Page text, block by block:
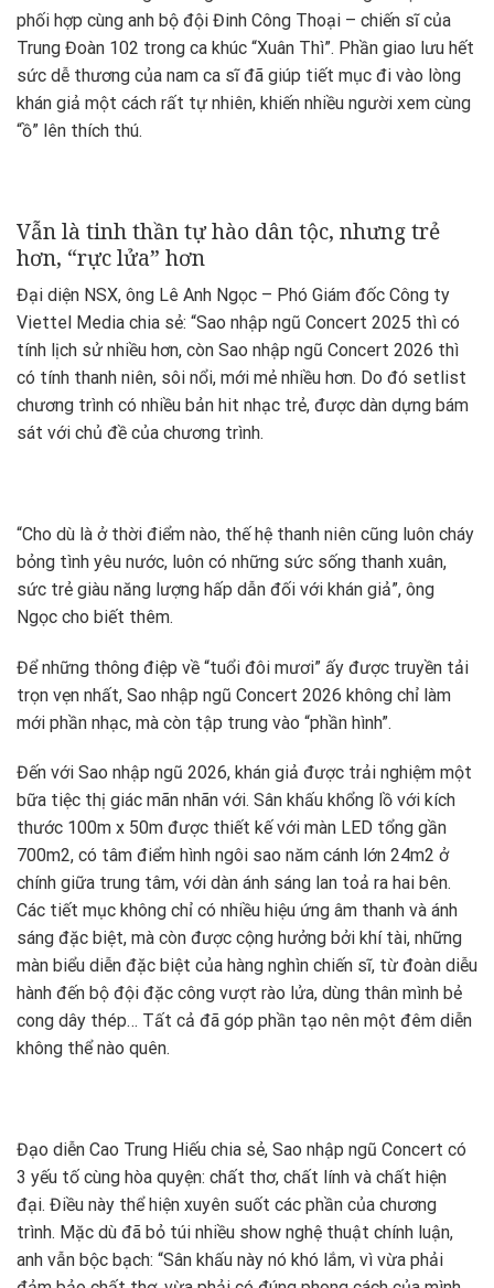
phối hợp cùng anh bộ đội Đinh Công Thoại – chiến sĩ của
Trung Đoàn 102 trong ca khúc “Xuân Thì”. Phần giao lưu hết
sức dễ thương của nam ca sĩ đã giúp tiết mục đi vào lòng
khán giả một cách rất tự nhiên, khiến nhiều người xem cùng
“ồ” lên thích thú.
Vẫn là tinh thần tự hào dân tộc, nhưng trẻ
hơn, “rực lửa” hơn
Đại diện NSX, ông Lê Anh Ngọc – Phó Giám đốc Công ty
Viettel Media chia sẻ: “Sao nhập ngũ Concert 2025 thì có
tính lịch sử nhiều hơn, còn Sao nhập ngũ Concert 2026 thì
có tính thanh niên, sôi nổi, mới mẻ nhiều hơn. Do đó setlist
chương trình có nhiều bản hit nhạc trẻ, được dàn dựng bám
sát với chủ đề của chương trình.
“Cho dù là ở thời điểm nào, thế hệ thanh niên cũng luôn cháy
bỏng tình yêu nước, luôn có những sức sống thanh xuân,
sức trẻ giàu năng lượng hấp dẫn đối với khán giả”, ông
Ngọc cho biết thêm.
Để những thông điệp về “tuổi đôi mươi” ấy được truyền tải
trọn vẹn nhất, Sao nhập ngũ Concert 2026 không chỉ làm
mới phần nhạc, mà còn tập trung vào “phần hình”.
Đến với Sao nhập ngũ 2026, khán giả được trải nghiệm một
bữa tiệc thị giác mãn nhãn với. Sân khấu khổng lồ với kích
thước 100m x 50m được thiết kế với màn LED tổng gần
700m2, có tâm điểm hình ngôi sao năm cánh lớn 24m2 ở
chính giữa trung tâm, với dàn ánh sáng lan toả ra hai bên.
Các tiết mục không chỉ có nhiều hiệu ứng âm thanh và ánh
sáng đặc biệt, mà còn được cộng hưởng bởi khí tài, những
màn biểu diễn đặc biệt của hàng nghìn chiến sĩ, từ đoàn diễu
hành đến bộ đội đặc công vượt rào lửa, dùng thân mình bẻ
cong dây thép… Tất cả đã góp phần tạo nên một đêm diễn
không thể nào quên.
Đạo diễn Cao Trung Hiếu chia sẻ, Sao nhập ngũ Concert có
3 yếu tố cùng hòa quyện: chất thơ, chất lính và chất hiện
đại. Điều này thể hiện xuyên suốt các phần của chương
trình. Mặc dù đã bỏ túi nhiều show nghệ thuật chính luận,
anh vẫn bộc bạch: “Sân khấu này nó khó lắm, vì vừa phải